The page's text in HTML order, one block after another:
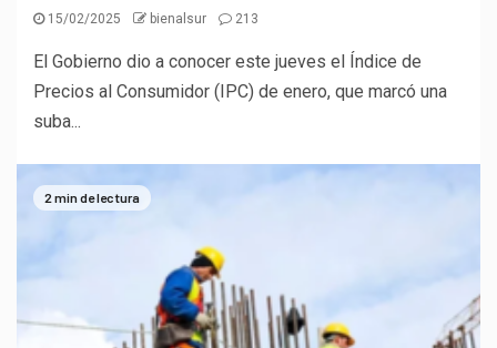
15/02/2025 bienalsur 213
El Gobierno dio a conocer este jueves el Índice de
Precios al Consumidor (IPC) de enero, que marcó una
suba...
2 min de lectura